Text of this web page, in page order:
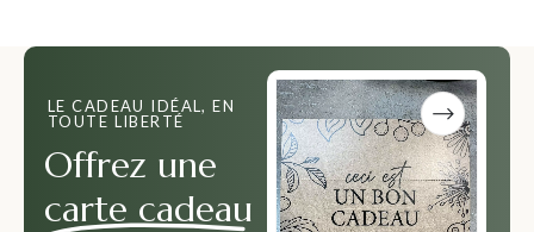
LE CADEAU IDÉAL, EN
TOUTE LIBERTÉ
Offrez une
carte cadeau